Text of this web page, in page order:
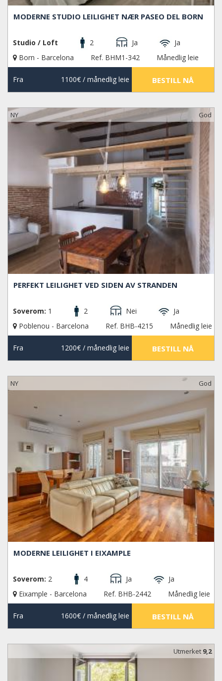
MODERNE STUDIO LEILIGHET NÆR PASEO DEL BORN
Studio / Loft 2 Ja
Ja
Born - Barcelona
Ref. BHM1-342 Månedlig leie
Fra 1100€/ månedlig leie BESTILL NÅ
NY God
PERFEKT LEILIGHET VED SIDEN AV STRANDEN
Soverom: 1 2 Nei
Ja
Poblenou - Barcelona
Ref. BHB-4215 Månedlig leie
Fra 1200€/ månedlig leie BESTILL NÅ
NY God
MODERNE LEILIGHET I EIXAMPLE
Soverom: 2 4 Ja
Ja
Eixample - Barcelona
Ref. BHB-2442 Månedlig leie
Fra 1600€/ månedlig leie BESTILL NÅ
Utmerket 9,2